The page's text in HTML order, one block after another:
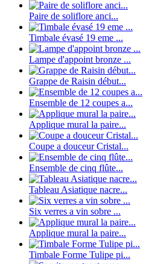
Paire de soliflore anci...
Timbale évasé 19 eme ...
Lampe d'appoint bronze ...
Grappe de Raisin début...
Ensemble de 12 coupes a...
Applique mural la paire...
Coupe a douceur Cristal...
Ensemble de cinq flûte...
Tableau Asiatique nacre...
Six verres a vin sobre ...
Applique mural la paire...
Timbale Forme Tulipe pi...